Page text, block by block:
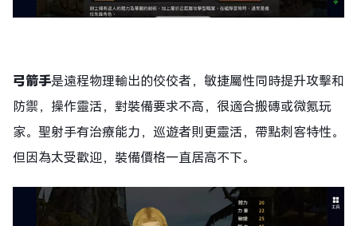
弓箭手是遠程物理輸出的佼佼者，敏捷屬性同時提升攻擊和
防禦，操作靈活，對裝備要求不高，很適合搬磚或微氪玩
家。聖射手有治療能力，巡遊者則更靈活，帶點刺客特性。
但因為太受歡迎，裝備價格一直居高不下。